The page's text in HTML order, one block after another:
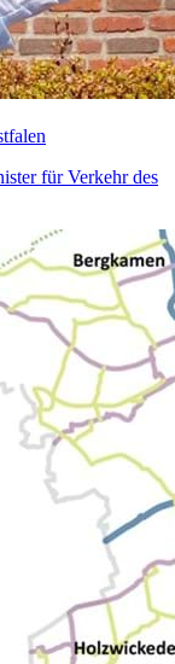
für Verkehr des